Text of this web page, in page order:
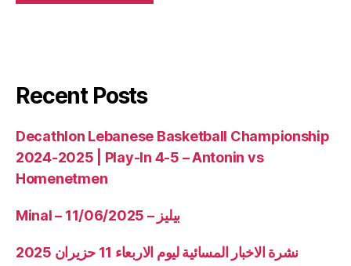
Recent Posts
Decathlon Lebanese Basketball Championship
2024-2025 | Play-In 4-5 – Antonin vs
Homenetmen
Minal – 11/06/2025 – بيليز
نشرة الاخبار المسائية ليوم الاربعاء 11 حزيران 2025